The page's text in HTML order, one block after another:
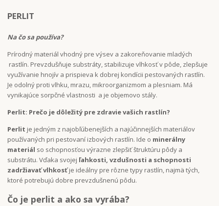
PERLIT
Na čo sa používa?
Prírodný materiál vhodný pre výsev a zakoreňovanie mladých
rastlín. Prevzdušňuje substráty, stabilizuje vlhkosť v pôde, zlepšuje
využívanie hnojív a prispieva k dobrej kondícii pestovaných rastlín.
Je odolný proti vlhku, mrazu, mikroorganizmom a plesniam. Má
vynikajúce sorpčné vlastnosti a je objemovo stály.
Perlit: Prečo je dôležitý pre zdravie vašich rastlín?
Perlit je jedným z najobľúbenejších a najúčinnejších materiálov
používaných pri pestovaní izbových rastlín. Ide o minerálny
materiál so schopnosťou výrazne zlepšiť štruktúru pôdy a
substrátu. Vďaka svojej ľahkosti, vzdušnosti a schopnosti
zadržiavať vlhkosťje ideálny pre rôzne typy rastlín, najmä tých,
ktoré potrebujú dobre prevzdušnenú pôdu.
Čo je perlit a ako sa vyrába?